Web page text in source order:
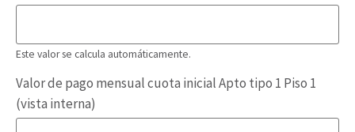
Este valor se calcula automáticamente.
Valor de pago mensual cuota inicial Apto tipo 1 Piso 1
(vista interna)